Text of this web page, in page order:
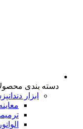
دسته بندی
ابزار
الواتور